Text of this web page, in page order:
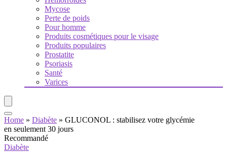
Mycose
Perte de poids
Pour homme
Produits cosmétiques pour le visage
Produits populaires
Prostatite
Psoriasis
Santé
Varices
Home » Diabète » GLUCONOL : stabilisez votre glycémie
en seulement 30 jours
Recommandé
Diabète